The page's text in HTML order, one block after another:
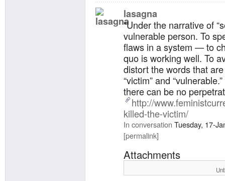
lasagna
"Under the narrative of
vulnerable person. To
flaws in a system — to
quo is working well. To
distort the words that
“victim” and
there can be no
http://
killed-the-victim/
In conversation Tuesday, 17-
permalink
Attachments